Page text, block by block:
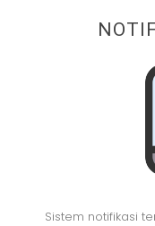
Sistem notifikasi